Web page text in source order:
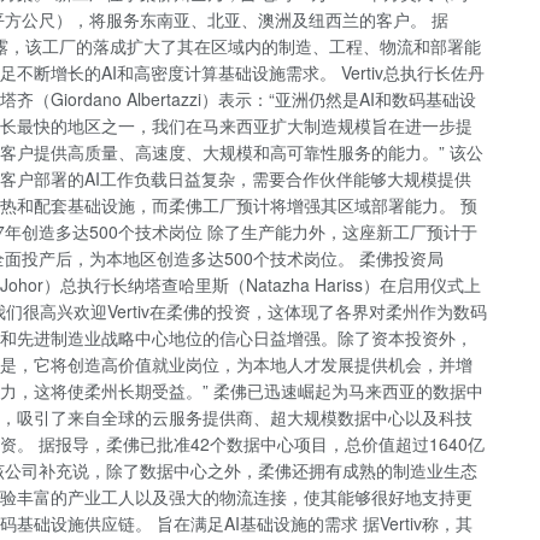
公尺），将服务东南亚、北亚、澳洲及纽西兰的客户。 据
，该工厂的落成扩大了其在区域内的制造、工程、物流和部署能
不断增长的AI和高密度计算基础设施需求。 Vertiv总执行长佐丹
齐（Giordano Albertazzi）表示：“亚洲仍然是AI和数码基础设
最快的地区之一，我们在马来西亚扩大制造规模旨在进一步提
户提供高质量、高速度、大规模和高可靠性服务的能力。” 该公
户部署的AI工作负载日益复杂，需要合作伙伴能够大规模提供
和配套基础设施，而柔佛工厂预计将增强其区域部署能力。 预
创造多达500个技术岗位 除了生产能力外，这座新工厂预计于
投产后，为本地区创造多达500个技术岗位。 柔佛投资局
）总执行长纳塔查哈里斯（Natazha Hariss）在启用仪式上
们很高兴欢迎Vertiv在柔佛的投资，这体现了各界对柔州作为数码
先进制造业战略中心地位的信心日益增强。除了资本投资外，
，它将创造高价值就业岗位，为本地人才发展提供机会，并增
，这将使柔州长期受益。” 柔佛已迅速崛起为马来西亚的数据中
吸引了来自全球的云服务提供商、超大规模数据中心以及科技
。 据报导，柔佛已批准42个数据中心项目，总价值超过1640亿
司补充说，除了数据中心之外，柔佛还拥有成熟的制造业生态
丰富的产业工人以及强大的物流连接，使其能够很好地支持更
基础设施供应链。 旨在满足AI基础设施的需求 据Vertiv称，其